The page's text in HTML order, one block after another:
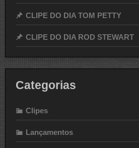
CLIPE DO DIA TOM PETTY
CLIPE DO DIA ROD STEWART
Categorias
Clipes
Lançamentos